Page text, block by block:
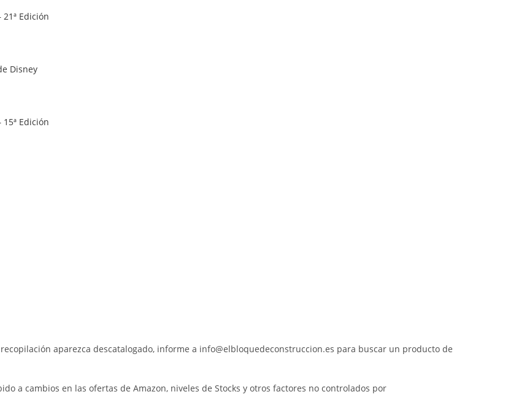
aparezca descatalogado, informe a info@elbloquedeconstruccion.es para buscar un producto de
a cambios en las ofertas de Amazon, niveles de Stocks y otros factores no controlados por